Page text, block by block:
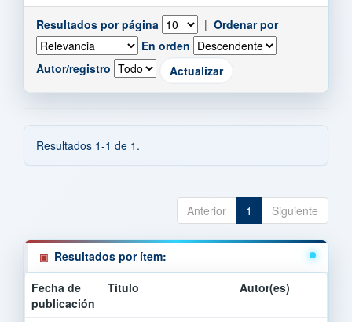
Resultados por página | Ordenar por
En orden
Autor/registro
Resultados 1-1 de 1.
Anterior 1 Siguiente
Resultados por ítem:
Fecha de
publicación
Título Autor(es)